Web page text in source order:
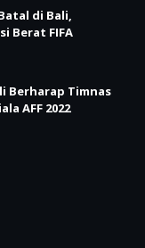
di Bali,
Berat FIFA
Berharap Timnas
AFF 2022